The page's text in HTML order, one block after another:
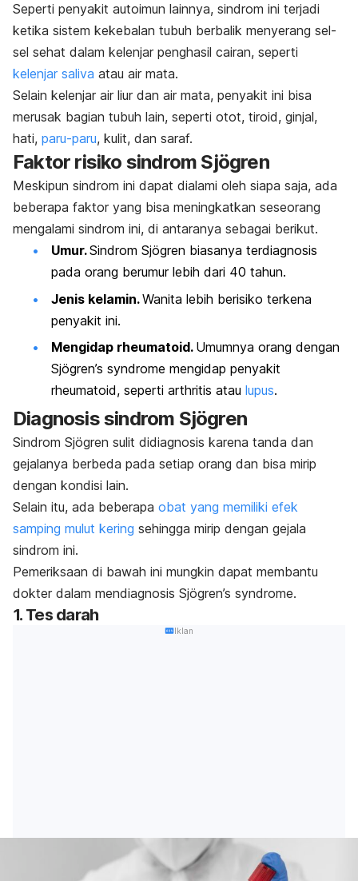
Seperti penyakit autoimun lainnya, sindrom ini terjadi
ketika sistem kekebalan tubuh berbalik menyerang sel-
sel sehat dalam kelenjar penghasil cairan, seperti
kelenjar saliva atau air mata.
Selain kelenjar air liur dan air mata, penyakit ini bisa
merusak bagian tubuh lain, seperti otot, tiroid, ginjal,
hati, paru-paru, kulit, dan saraf.
Faktor risiko sindrom Sjögren
Meskipun sindrom ini dapat dialami oleh siapa saja, ada
beberapa faktor yang bisa meningkatkan seseorang
mengalami sindrom ini, di antaranya sebagai berikut.
Umur.Sindrom Sjögren biasanya terdiagnosis
pada orang berumur lebih dari 40 tahun.
Jenis kelamin.Wanita lebih berisiko terkena
penyakit ini.
Mengidap rheumatoid. Umumnya orang dengan
Sjögren’s syndrome mengidap penyakit
rheumatoid, seperti arthritis atau lupus.
Diagnosis sindrom Sjögren
Sindrom Sjögren sulit didiagnosis karena tanda dan
gejalanya berbeda pada setiap orang dan bisa mirip
dengan kondisi lain.
Selain itu, ada beberapa obat yang memiliki efek
samping mulut kering sehingga mirip dengan gejala
sindrom ini.
Pemeriksaan di bawah ini mungkin dapat membantu
dokter dalam mendiagnosis Sjögren’s syndrome.
1. Tes darah
Iklan